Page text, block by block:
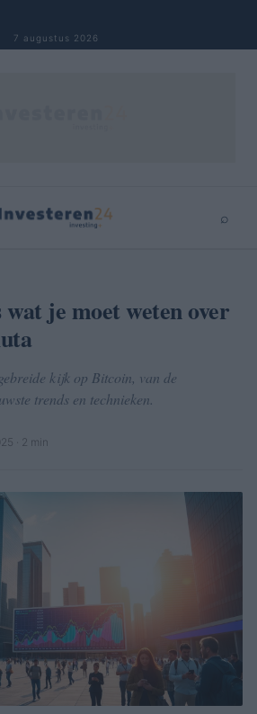
7 augustus 2026
⌕
je moet weten over
kijk op Bitcoin, van de
trends en technieken.
· 2 min